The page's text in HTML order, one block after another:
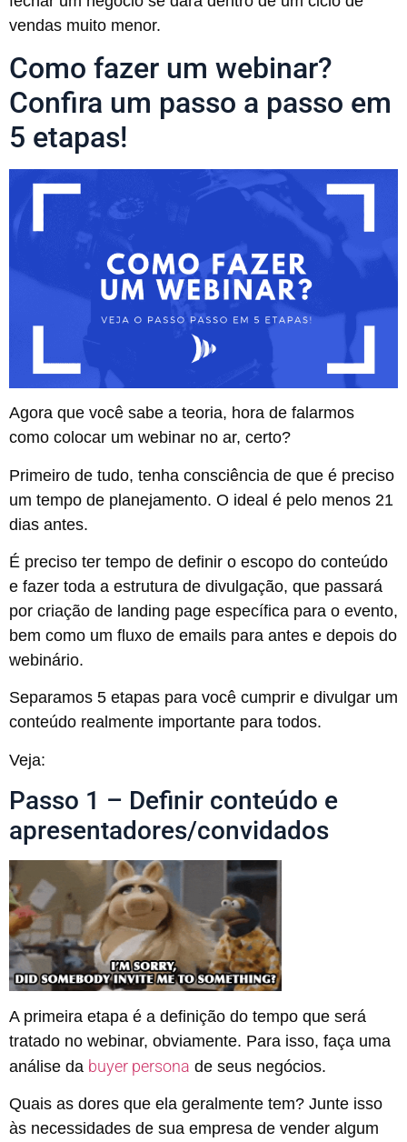
vendas muito menor.
Como fazer um webinar?
Confira um passo a passo em
5 etapas!
Agora que você sabe a teoria, hora de falarmos
como colocar um webinar no ar, certo?
Primeiro de tudo, tenha consciência de que é preciso
um tempo de planejamento. O ideal é pelo menos 21
dias antes.
É preciso ter tempo de definir o escopo do conteúdo
e fazer toda a estrutura de divulgação, que passará
por criação de landing page específica para o evento,
bem como um fluxo de emails para antes e depois do
webinário.
Separamos 5 etapas para você cumprir e divulgar um
conteúdo realmente importante para todos.
Veja:
Passo 1 – Definir conteúdo e
apresentadores/convidados
A primeira etapa é a definição do tempo que será
tratado no webinar, obviamente. Para isso, faça uma
análise da buyer persona de seus negócios.
Quais as dores que ela geralmente tem? Junte isso
às necessidades de sua empresa de vender algum